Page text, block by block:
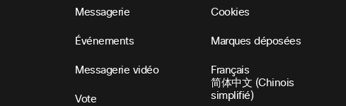
Messagerie
Événements
Messagerie vidéo
Vote
Cookies
Marques déposées
Français
简体中文 (Chinois
simplifié)